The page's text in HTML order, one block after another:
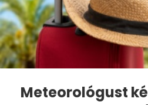
Meteorológust